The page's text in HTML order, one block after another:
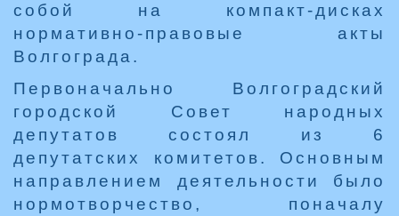
собой на компакт-дисках
нормативно-правовые акты
Волгограда.
Первоначально Волгоградский
городской Совет народных
депутатов состоял из 6
депутатских комитетов. Основным
направлением деятельности было
нормотворчество, поначалу